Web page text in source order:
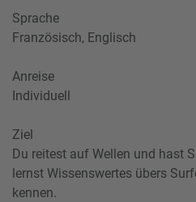
Sprache
Französisch, Englisch
Anreise
Individuell
Ziel
Du reitest auf Wellen und hast
lernst Wissenswertes übers
kennen.